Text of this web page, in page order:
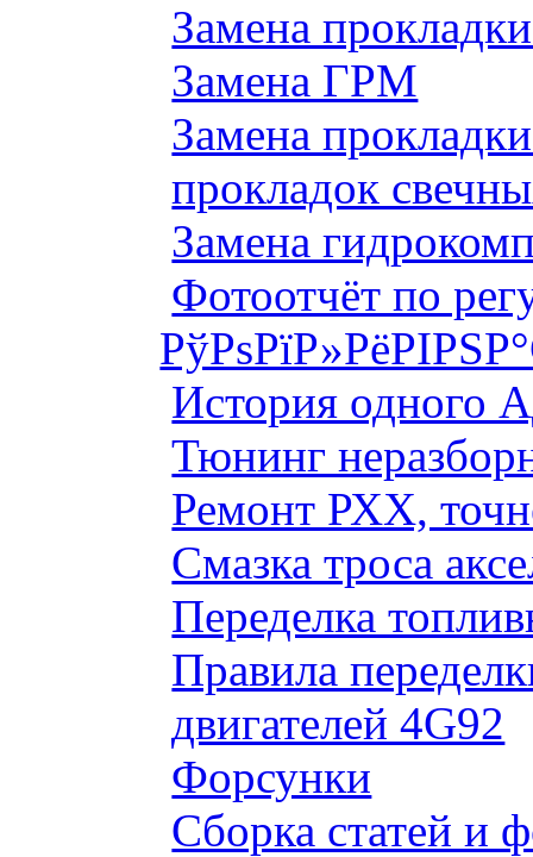
Замена
Замена ГРМ
Замена
прокладок
Замена
Фотоотчёт по
История одного
Тюнинг
Ремонт РХХ,
Смазка троса
Переделка
Правила
двигателей 4G92
Форсунки
Сборка статей и